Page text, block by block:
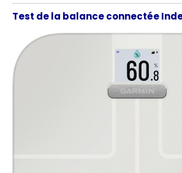
Test de la balance connectée